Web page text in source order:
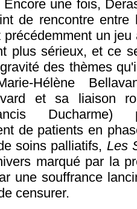
Encore une fois,
de rencontre entre
un
plus sérieux, et ce
des thèmes
Hélène
et sa liaison
de patients en
soins palliatifs, Les
marqué par la
une souffrance
censurer.